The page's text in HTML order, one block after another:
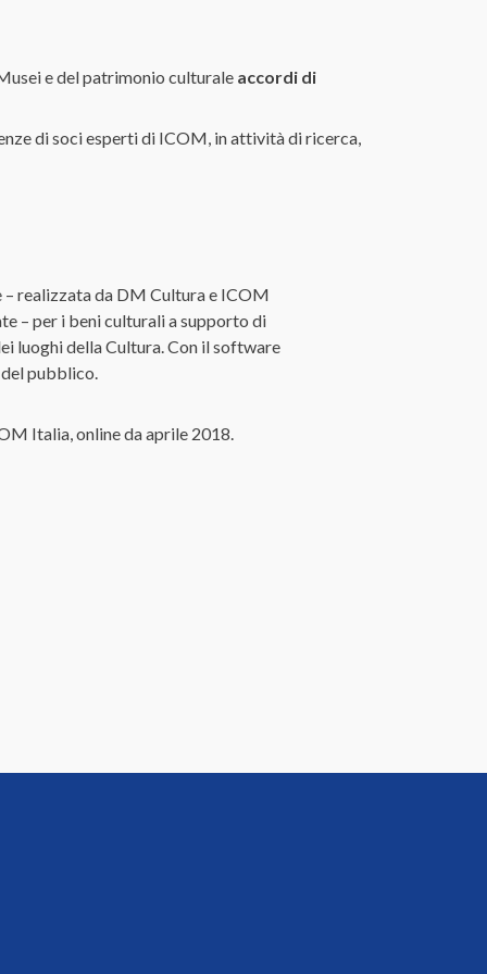
e del patrimonio culturale accordi di
di soci esperti di ICOM, in attività di ricerca,
realizzata da DM Cultura e ICOM
– per i beni culturali a supporto di
luoghi della Cultura. Con il software
pubblico.
Italia, online da aprile 2018.